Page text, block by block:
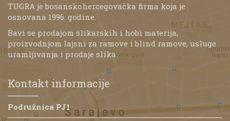
TUGRA je bosanskohercegovačka firma koja je
osnovana 1996. godine.
Bavi se prodajom slikarskih i hobi materija,
proizvodnjom lajsni za ramove i blind ramove, usluge
uramljivanja i prodaje slika.
Kontakt informacije
Podružnica PJ1